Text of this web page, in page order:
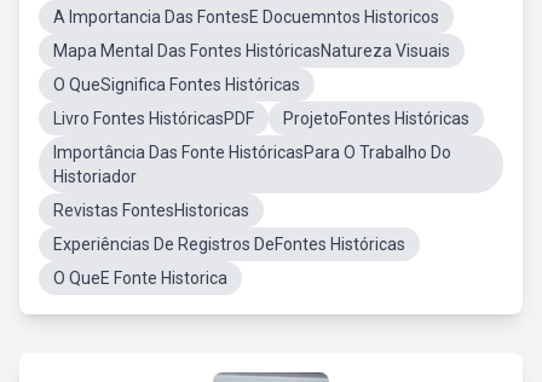
A Importancia Das FontesE Docuemntos Historicos
Mapa Mental Das Fontes HistóricasNatureza Visuais
O QueSignifica Fontes Históricas
Livro Fontes HistóricasPDF
ProjetoFontes Históricas
Importância Das Fonte HistóricasPara O Trabalho Do
Historiador
Revistas FontesHistoricas
Experiências De Registros DeFontes Históricas
O QueE Fonte Historica